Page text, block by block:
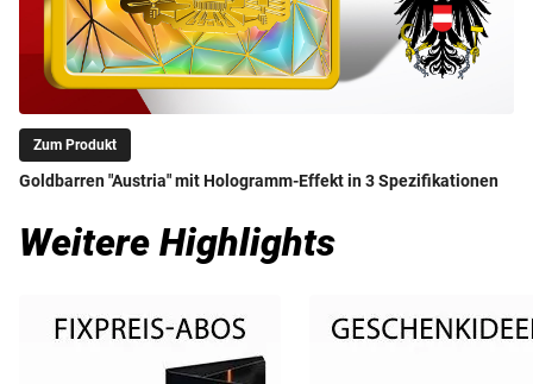
Zum Produkt
Goldbarren "Austria" mit Hologramm-Effekt in 3 Spezifikationen
Weitere Highlights